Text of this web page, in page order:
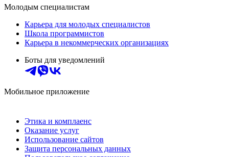
Молодым специалистам
Карьера для молодых специалистов
Школа программистов
Карьера в некоммерческих организациях
Боты для уведомлений
Мобильное приложение
Этика и комплаенс
Оказание услуг
Использование сайтов
Защита персональных данных